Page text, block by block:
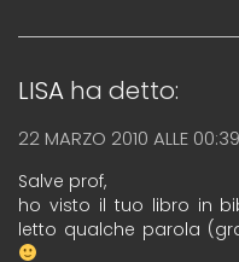
LISA ha detto:
22 MARZO 2010 ALLE 00:39
Salve prof,
ho visto il tuo libro in
letto qualche parola